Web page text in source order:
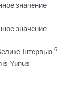
значение
значение
Інтервью 6
Yunus